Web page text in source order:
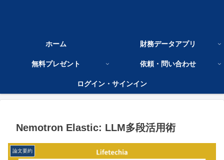
ホーム 財務データアプリ
無料プレゼント 依頼・問い合わせ
ログイン・サインイン
Nemotron Elastic: LLM多段活用術
論文要約